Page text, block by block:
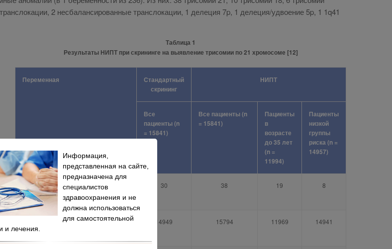
2 несба­лан­си­ро­ван­ные транс­ло­ка­ции, 1 де­ле­ция 7p, 1 де­ле­ция/удво­е­ние 5p, 1 1q41
Таблица 1
Результаты НИПТ при скрининге на выявление трисомии по 21 хромосоме [12]
Переменная
Стандартный
скрининг
НИПТ
Все
пациенты (n
= 15841)
Все пациенты (n
= 15841)
Пациенты
в
возрасте
до 35 лет
(n =
11994)
Пациенты
низкой
группы
риска (n =
14957)
Истинно положительный
результат
30 38 19 8
Истинно отрицательный
результат
14949 15794 11969 14941
Информация,
представленная на сайте,
предназначена для
специалистов
здравоохранения и не
должна использоваться
для самостоятельной
и лечения.